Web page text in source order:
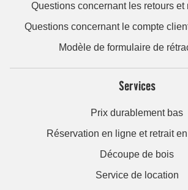
Questions concernant les retours et
Questions concernant le compte
Modèle de formulaire de
Services
Prix durablement bas
Réservation en ligne et retrait
Découpe de bois
Service de location